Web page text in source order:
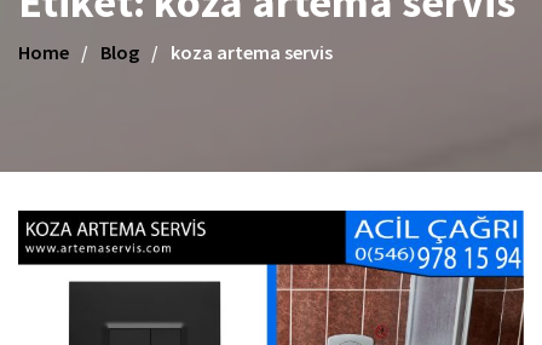
Home Blog koza artema servis